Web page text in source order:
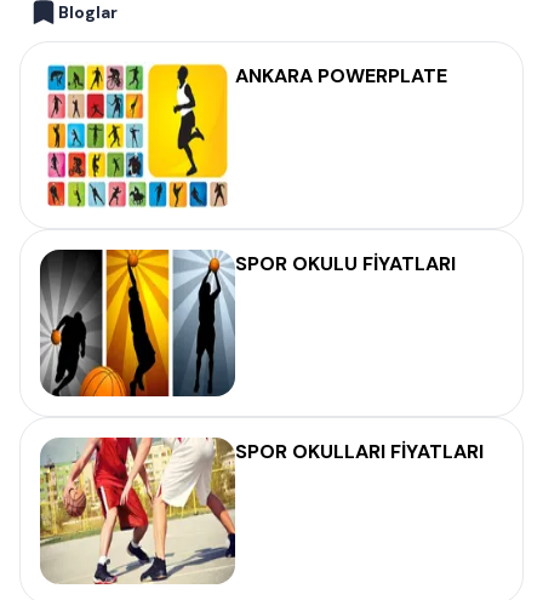
Bloglar
ANKARA POWERPLATE
SPOR OKULU FİYATLARI
SPOR OKULLARI FİYATLARI